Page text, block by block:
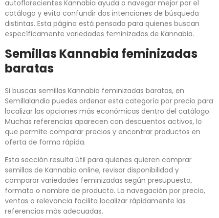
autoflorecientes Kannabia ayuda a navegar mejor por el
catálogo y evita confundir dos intenciones de búsqueda
distintas. Esta página está pensada para quienes buscan
específicamente variedades feminizadas de Kannabia.
Semillas Kannabia feminizadas
baratas
Si buscas semillas Kannabia feminizadas baratas, en
Semillalandia puedes ordenar esta categoría por precio para
localizar las opciones más económicas dentro del catálogo.
Muchas referencias aparecen con descuentos activos, lo
que permite comparar precios y encontrar productos en
oferta de forma rápida.
Esta sección resulta útil para quienes quieren comprar
semillas de Kannabia online, revisar disponibilidad y
comparar variedades feminizadas según presupuesto,
formato o nombre de producto. La navegación por precio,
ventas o relevancia facilita localizar rápidamente las
referencias más adecuadas.